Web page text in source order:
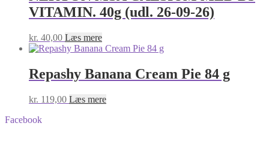
VITAMIN. 40g (udl. 26-09-26)
kr. 40,00 Læs mere
Repashy Banana Cream Pie 84 g
kr. 119,00 Læs mere
Facebook